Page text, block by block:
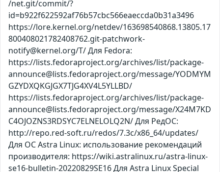
/net.git/commit/?
id=b922f622592af76b57cbc566eaeccda0b31a3496
https://lore.kernel.org/netdev/163698540868.13805.17
800408021782408762.git-patchwork-
notify@kernel.org/T/ Для Fedora:
https://lists.fedoraproject.org/archives/list/package-
announce@lists.fedoraproject.org/message/YODMYM
GZYDXQKGJGX7TJG4XV4L5YLLBD/
https://lists.fedoraproject.org/archives/list/package-
announce@lists.fedoraproject.org/message/X24M7KD
C4OJOZNS3RDSYC7ELNELOLQ2N/ Для РедОС:
http://repo.red-soft.ru/redos/7.3c/x86_64/updates/
Для ОС Astra Linux: использование рекомендаций
производителя: https://wiki.astralinux.ru/astra-linux-
se16-bulletin-20220829SE16 Для Astra Linux Special